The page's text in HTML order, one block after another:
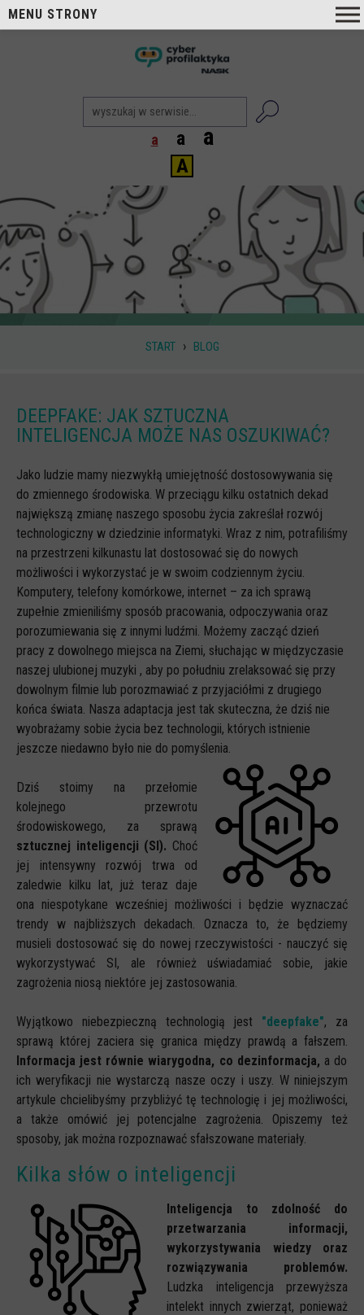
a a a
A
START › BLOG
DEEPFAKE: JAK SZTUCZNA
INTELIGENCJA MOŻE NAS OSZUKIWAĆ?
Jako ludzie mamy niezwykłą umiejętność dostosowywania się
do zmiennego środowiska. W przeciągu kilku ostatnich dekad
największą zmianę naszego sposobu życia zakreślał rozwój
technologiczny w dziedzinie informatyki. Wraz z nim, potrafiliśmy
na przestrzeni kilkunastu lat dostosować się do nowych
możliwości i wykorzystać je w swoim codziennym życiu.
Komputery, telefony komórkowe, internet – za ich sprawą
zupełnie zmieniliśmy sposób pracowania, odpoczywania oraz
porozumiewania się z innymi ludźmi. Możemy zacząć dzień
pracy z dowolnego miejsca na Ziemi, słuchając w międzyczasie
naszej ulubionej muzyki , aby po południu zrelaksować się przy
dowolnym filmie lub porozmawiać z przyjaciółmi z drugiego
końca świata. Nasza adaptacja jest tak skuteczna, że dziś nie
wyobrażamy sobie życia bez technologii, których istnienie
jeszcze niedawno było nie do pomyślenia.
Dziś stoimy na przełomie
kolejnego przewrotu
środowiskowego, za sprawą
sztucznej inteligencji (SI). Choć
jej intensywny rozwój trwa od
zaledwie kilku lat, już teraz daje
ona niespotykane wcześniej możliwości i będzie wyznaczać
trendy w najbliższych dekadach. Oznacza to, że będziemy
musieli dostosować się do nowej rzeczywistości - nauczyć się
wykorzystywać SI, ale również uświadamiać sobie, jakie
zagrożenia niosą niektóre jej zastosowania.
Wyjątkowo niebezpieczną technologią jest "deepfake", za
sprawą której zaciera się granica między prawdą a fałszem.
Informacja jest równie wiarygodna, co dezinformacja, a do
ich weryfikacji nie wystarczą nasze oczy i uszy. W niniejszym
artykule chcielibyśmy przybliżyć tę technologię i jej możliwości,
a także omówić jej potencjalne zagrożenia. Opiszemy też
sposoby, jak można rozpoznawać sfałszowane materiały.
Kilka słów o inteligencji
Inteligencja to zdolność do
przetwarzania informacji,
wykorzystywania wiedzy oraz
rozwiązywania problemów.
Ludzka inteligencja przewyższa
intelekt innych zwierząt, ponieważ
MENU STRONY
Cyberprofilaktyka NASK
Nasi Eksperci
Projekty
Aktualne
Zrealizowane
Biblioteka
Poradniki i publikacje
W sieci przyjaźni
(Nie)widzialne ślady online
Piosenka edukacyjna i teledysk
CYBER lekcje 3.0
Cyberlekcje
Selma
Szkoła Sieci Społecznościowych
Plik i Folder
Dla rodziców
PODCASTY CYFROWE WIECZORY
BEZPIECZNE WAKACJE 2023
BEZPIECZNE WAKACJE 2022
CYBERREPETYTORIUM
RAZEM W SIECI
INFOGRAFIKI
SŁOWA Z SIECI NASZYCH DZIECI
Webinaria
Webinary CEDMO
Cykl webinarów - Gadanie o internecie
Cyfrowe wieczory dla rodziców
Cykl webinarów - marzec 2026
Kreskówki
Filmy
Spoty
Audiobooki
Badania i raporty
Gry
Nasze gry
LARP o dezinformacji "Koryntia"
Gra karciana o deinformacji "Dezinfo"